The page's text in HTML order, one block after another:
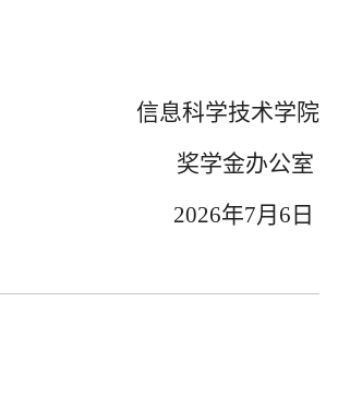
信息科学技术学院
奖学金办公室
2026年7月 6 日